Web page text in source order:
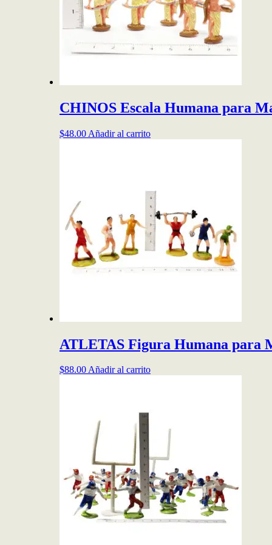
CHINOS Escala Humana para
$48.00 Añadir al carrito
ATLETAS Figura Humana para
$88.00Añadir al carrito